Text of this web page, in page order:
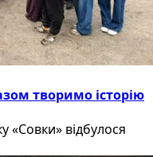
творимо історію
«Совки» відбулося